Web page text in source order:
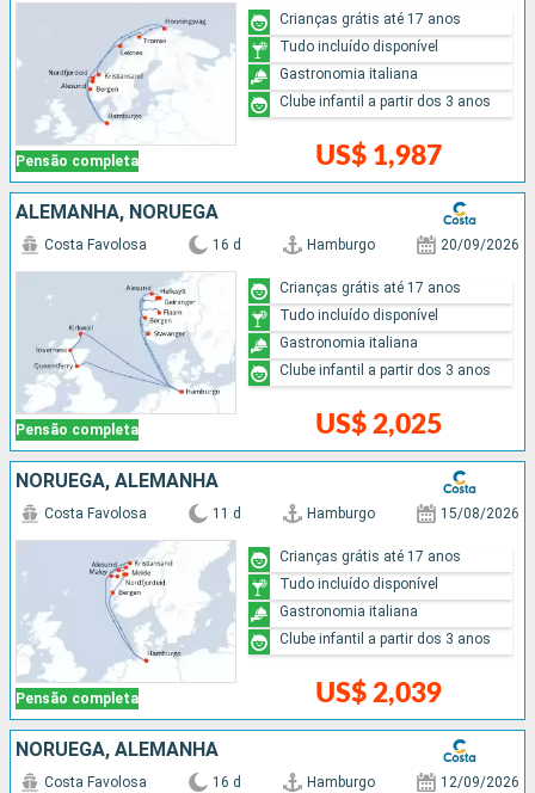
Pensão completa US$ 1,987
Crianças grátis até 17 anos
Tudo incluído disponível
Gastronomia italiana
Clube infantil a partir dos 3 anos
ALEMANHA, NORUEGA
Pensão completa
Costa Favolosa 16 d Hamburgo 20/09/2026
US$ 2,025
Crianças grátis até 17 anos
Tudo incluído disponível
Gastronomia italiana
Clube infantil a partir dos 3 anos
NORUEGA, ALEMANHA
Pensão completa
Costa Favolosa 11 d Hamburgo 15/08/2026
US$ 2,039
Crianças grátis até 17 anos
Tudo incluído disponível
Gastronomia italiana
Clube infantil a partir dos 3 anos
NORUEGA, ALEMANHA
Costa Favolosa 16 d Hamburgo 12/09/2026